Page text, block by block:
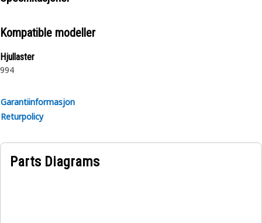
Kompatible modeller
Hjullaster
994
Garantiinformasjon
Returpolicy
Parts Diagrams